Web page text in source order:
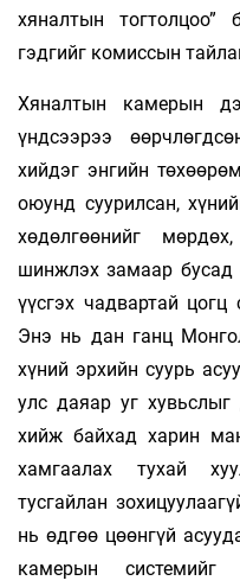
хяналтын
гэдгийг комиссын
Хяналтын камерын
үндсээрээ
хийдэг энгийн
оюунд суурилсан,
хөдөлгөөнийг
шинжлэх замаар бусад
үүсгэх чадвартай
Энэ нь дан ганц
хүний эрхийн суурь
улс даяар уг
хийж байхад харин
хамгаалах тухай
тусгайлан
нь өдгөө цөөнгүй
камерын